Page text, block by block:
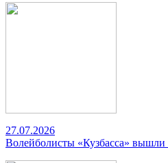
27.07.2026
Волейболисты «Кузбасса» вышли